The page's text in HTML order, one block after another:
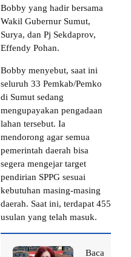
Bobby yang hadir bersama
Wakil Gubernur Sumut,
Surya, dan Pj Sekdaprov,
Effendy Pohan.
Bobby menyebut, saat ini
seluruh 33 Pemkab/Pemko
di Sumut sedang
mengupayakan pengadaan
lahan tersebut. Ia
mendorong agar semua
pemerintah daerah bisa
segera mengejar target
pendirian SPPG sesuai
kebutuhan masing-masing
daerah. Saat ini, terdapat 455
usulan yang telah masuk.
Baca